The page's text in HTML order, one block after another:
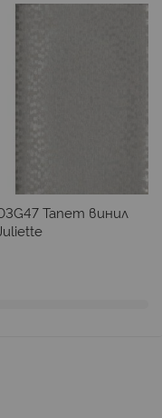
Тапет винил
Juliette